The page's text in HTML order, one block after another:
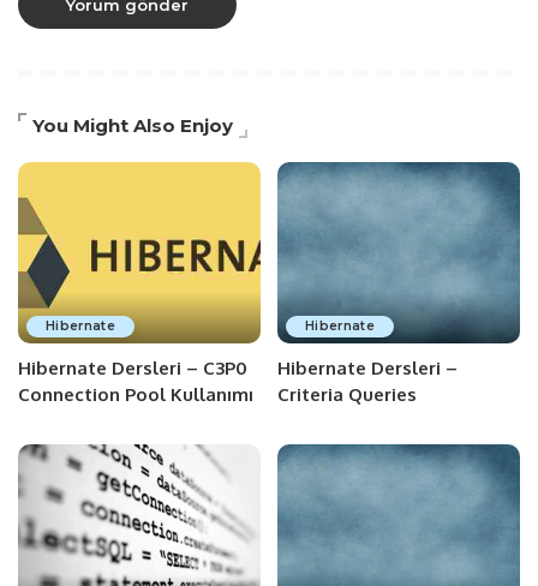
You Might Also Enjoy
Hibernate
Hibernate Dersleri – C3P0
Connection Pool Kullanımı
Hibernate
Hibernate Dersleri –
Criteria Queries